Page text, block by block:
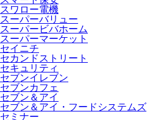
スワロー電機
スーパーバリュー
スーパービバホーム
スーパーマーケット
セイニチ
セカンドストリート
セキュリティ
セブンイレブン
セブンカフェ
セブン＆アイ
セブン＆アイ・フードシステムズ
セミナー